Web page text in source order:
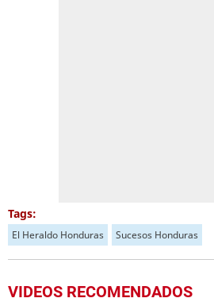
Tags:
El Heraldo Honduras Sucesos Honduras
VIDEOS RECOMENDADOS